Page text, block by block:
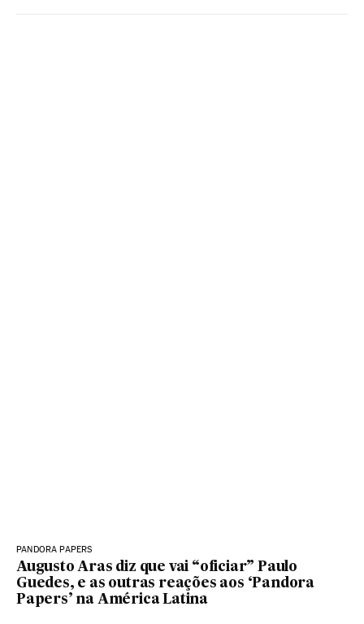
PANDORA PAPERS
Augusto Aras diz que vai “oficiar” Paulo
Guedes, e as outras reações aos ‘Pandora
Papers’ na América Latina